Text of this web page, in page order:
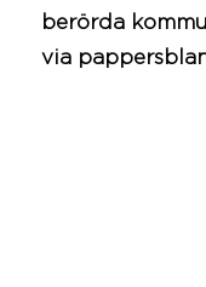
berörda
via